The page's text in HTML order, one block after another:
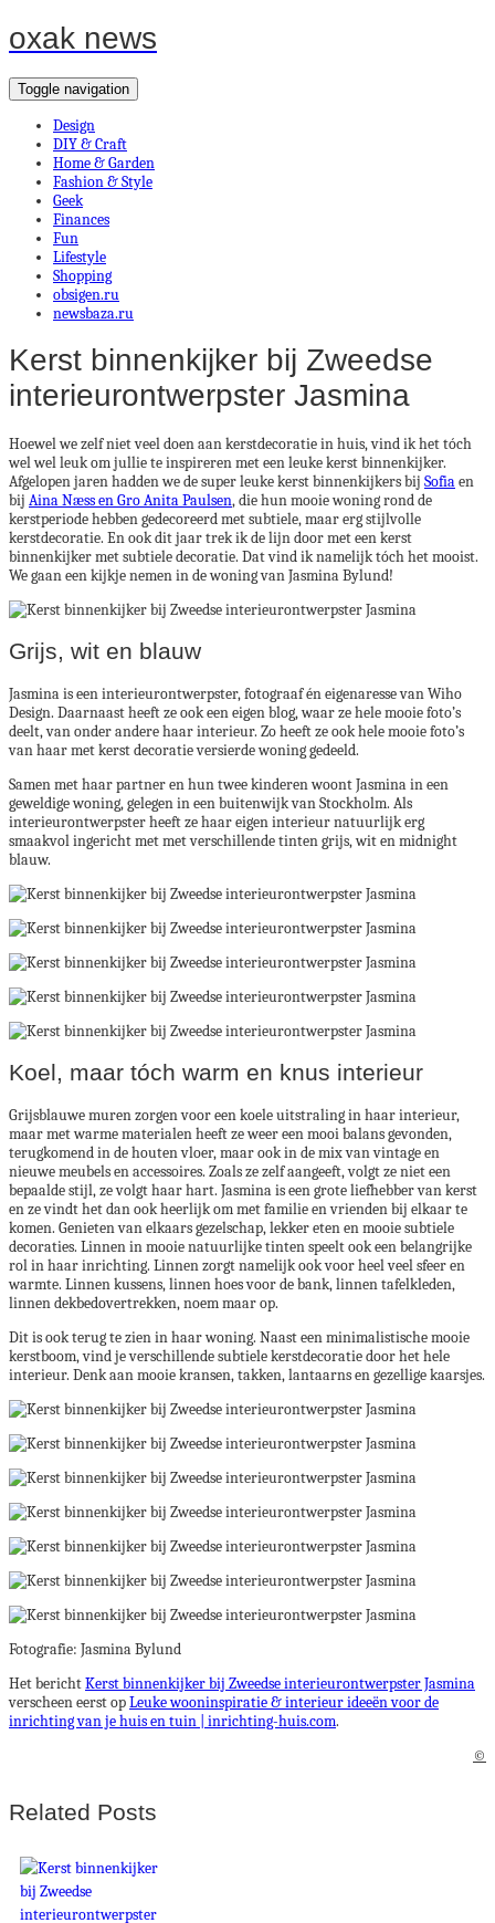
oxak news
Toggle navigation
Design
DIY & Craft
Home & Garden
Fashion & Style
Geek
Finances
Fun
Lifestyle
Shopping
obsigen.ru
newsbaza.ru
Kerst binnenkijker bij Zweedse
interieurontwerpster Jasmina
Hoewel we zelf niet veel doen aan kerstdecoratie in huis, vind ik het tóch
wel wel leuk om jullie te inspireren met een leuke kerst binnenkijker.
Afgelopen jaren hadden we de super leuke kerst binnenkijkers bij Sofiaen
bij Aina Næss en Gro Anita Paulsen, die hun mooie woning rond de
kerstperiode hebben gedecoreerd met subtiele, maar erg stijlvolle
kerstdecoratie. En ook dit jaar trek ik de lijn door met een kerst
binnenkijker met subtiele decoratie. Dat vind ik namelijk tóch het mooist.
We gaan een kijkje nemen in de woning van Jasmina Bylund!
Grijs, wit en blauw
Jasmina is een interieurontwerpster, fotograaf én eigenaresse van Wiho
Design. Daarnaast heeft ze ook een eigen blog, waar ze hele mooie foto’s
deelt, van onder andere haar interieur. Zo heeft ze ook hele mooie foto’s
van haar met kerst decoratie versierde woning gedeeld.
Samen met haar partner en hun twee kinderen woont Jasmina in een
geweldige woning, gelegen in een buitenwijk van Stockholm. Als
interieurontwerpster heeft ze haar eigen interieur natuurlijk erg
smaakvol ingericht met met verschillende tinten grijs, wit en midnight
blauw.
Koel, maar tóch warm en knus interieur
Grijsblauwe muren zorgen voor een koele uitstraling in haar interieur,
maar met warme materialen heeft ze weer een mooi balans gevonden,
terugkomend in de houten vloer, maar ook in de mix van vintage en
nieuwe meubels en accessoires. Zoals ze zelf aangeeft, volgt ze niet een
bepaalde stijl, ze volgt haar hart. Jasmina is een grote liefhebber van kerst
en ze vindt het dan ook heerlijk om met familie en vrienden bij elkaar te
komen. Genieten van elkaars gezelschap, lekker eten en mooie subtiele
decoraties. Linnen in mooie natuurlijke tinten speelt ook een belangrijke
rol in haar inrichting. Linnen zorgt namelijk ook voor heel veel sfeer en
warmte. Linnen kussens, linnen hoes voor de bank, linnen tafelkleden,
linnen dekbedovertrekken, noem maar op.
Dit is ook terug te zien in haar woning. Naast een minimalistische mooie
kerstboom, vind je verschillende subtiele kerstdecoratie door het hele
interieur. Denk aan mooie kransen, takken, lantaarns en gezellige kaarsjes.
Fotografie: Jasmina Bylund
Het berichtKerst binnenkijker bij Zweedse interieurontwerpster Jasmina
verscheen eerst opLeuke wooninspiratie & interieur ideeën voor de
inrichting van je huis en tuin | inrichting-huis.com.
©
Related Posts